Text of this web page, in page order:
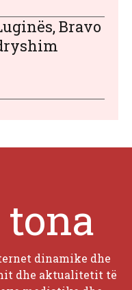
Bravo
dinamike dhe
dhe aktualitetit të